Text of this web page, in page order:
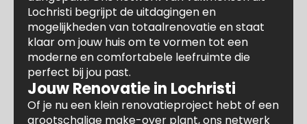
Lochristi begrijpt de uitdagingen en
mogelijkheden van totaalrenovatie en staat
klaar om jouw huis om te vormen tot een
moderne en comfortabele leefruimte die
perfect bij jou past.
Jouw Renovatie in Lochristi
Of je nu een klein renovatieproject hebt of een
grootschalige make-over plant, ons netwerk